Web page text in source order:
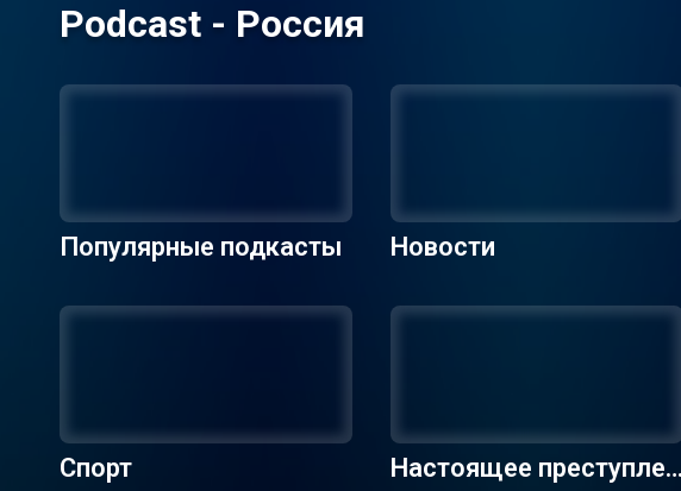
Podcast - Россия
Популярные подкасты Новости
Спорт
Настоящее преступлен